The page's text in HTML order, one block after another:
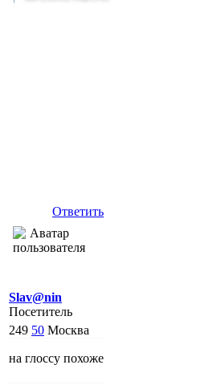
Ответить
Slav@nin
Посетитель
249 50 Москва
на глоссу похоже